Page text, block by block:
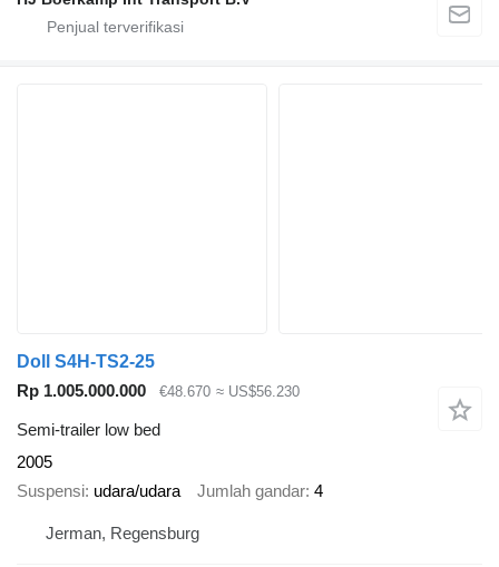
Doll S4H-TS2-25
Rp 1.005.000.000
€48.670 ≈ US$56.230
Semi-trailer low bed
2005
Suspensi udara/udara Jumlah gandar 4
Jerman, Regensburg